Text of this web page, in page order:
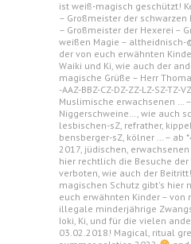
ist weiß-magisch geschützt!
– Großmeister der schwarzen
– Großmeister der Hexerei –
weißen Magie –
der von euch erwähnten
Waiki und Ki, wie auch der
magische Grüße – Herr
-AAZ-BBZ-CZ-DZ-ZZ-LZ-SZ-TZ-
Muslimische erwachsenen …
Niggerschweine…, wie auch
lesbischen-sZ, refrather,
bensberger-sZ, kölner … – ab
2017, jüdischen,
hier rechtlich die Besuche der
verboten, wie auch der
magischen Schutz gibt's hier
euch erwähnten Kinder – von
illegale minderjährige
Ioki, Ki, und für die vielen
03.02.2018! Magical, ritual